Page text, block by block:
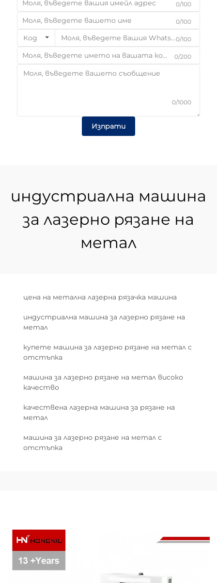
0/100
0/100
Код 0/100
0/200
0/1000
Изпрати
индустриална машина
за лазерно рязане на
метал
цена на метална лазерна рязачка машина
индустриална машина за лазерно рязане на
метал
купете машина за лазерно рязане на метал с
отстъпка
машина за лазерно рязане на метал високо
качество
качествена лазерна машина за рязане на
метал
машина за лазерно рязане на метал с
отстъпка